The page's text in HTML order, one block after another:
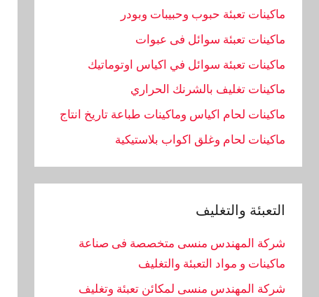
ماكينات تعبئة حبوب وحبيبات وبودر
ماكينات تعبئة سوائل فى عبوات
ماكينات تعبئة سوائل في اكياس اوتوماتيك
ماكينات تغليف بالشرنك الحراري
ماكينات لحام اكياس وماكينات طباعة تاريخ انتاج
ماكينات لحام وغلق اكواب بلاستيكية
التعبئة والتغليف
شركة المهندس منسى متخصصة فى صناعة
ماكينات و مواد التعبئة والتغليف
شركة المهندس منسى لمكائن تعبئة وتغليف